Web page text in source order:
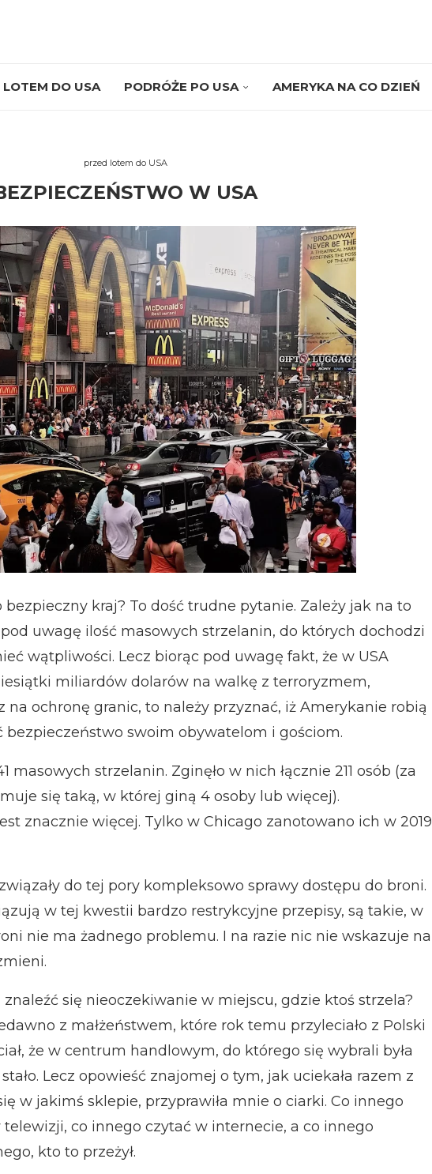
LOTEM DO USA PODRÓŻE PO USA AMERYKA NA CO DZIEŃ
przed lotem do USA
W USA
kraj? To dość trudne pytanie. Zależy jak na to
uwagę ilość masowych strzelanin, do których dochodzi
wątpliwości. Lecz biorąc pod uwagę fakt, że w USA
miliardów dolarów na walkę z terroryzmem,
na ochronę granic, to należy przyznać, iż Amerykanie robią
bezpieczeństwo swoim obywatelom i gościom.
masowych strzelanin. Zginęło w nich łącznie 211 osób (za
się taką, w której giną 4 osoby lub więcej).
znacznie więcej. Tylko w Chicago zanotowano ich w 2019
do tej pory kompleksowo sprawy dostępu do broni.
w tej kwestii bardzo restrykcyjne przepisy, są takie, w
nie ma żadnego problemu. I na razie nic nie wskazuje na
znaleźć się nieoczekiwanie w miejscu, gdzie ktoś strzela?
z małżeństwem, które rok temu przyleciało z Polski
że w centrum handlowym, do którego się wybrali była
Lecz opowieść znajomej o tym, jak uciekała razem z
w jakimś sklepie, przyprawiła mnie o ciarki. Co innego
co innego czytać w internecie, a co innego
kto to przeżył.